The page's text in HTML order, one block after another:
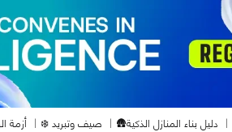
دليل بناء المنازل الذكية🛖 صيف وتبريد ❄️ أزمة